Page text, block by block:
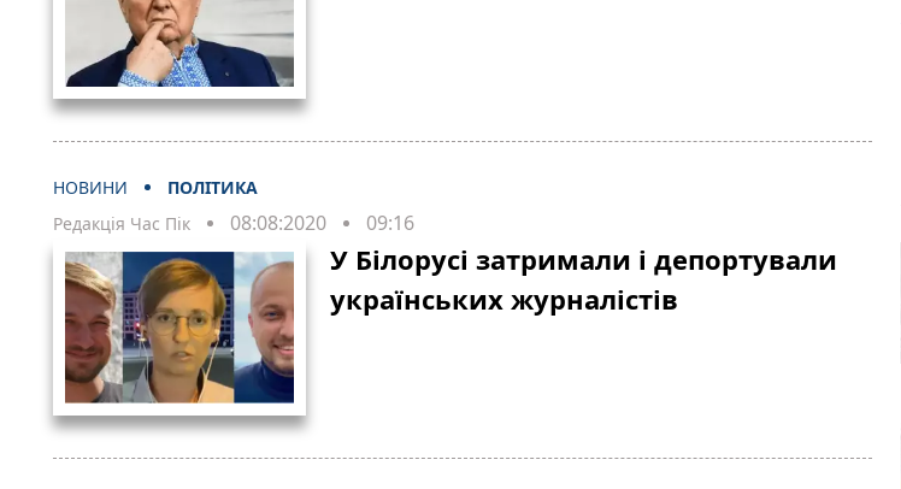
НОВИНИ
ПОЛІТИКА
Редакція Час Пік
08:08:2020 09:16
У Білорусі затримали і депортували
українських журналістів